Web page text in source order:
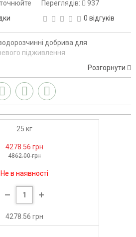
Переглядів:
937
0 відгуків
добрива для
підживлення
Розгорнути
25 кг
4278.56 грн
4862.00 грн
Не в наявності
4278.56 грн